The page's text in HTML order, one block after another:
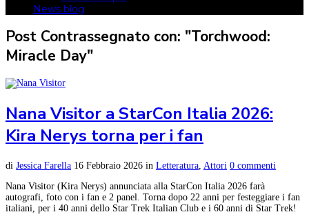
News blog
Post Contrassegnato con: "Torchwood:
Miracle Day"
Nana Visitor a StarCon Italia 2026:
Kira Nerys torna per i fan
di Jessica Farella 16 Febbraio 2026 in Letteratura Attori 0 commenti
Nana Visitor (Kira Nerys) annunciata alla StarCon Italia 2026 farà
autografi, foto con i fan e 2 panel. Torna dopo 22 anni per festeggiare i fan
italiani, per i 40 anni dello Star Trek Italian Club e i 60 anni di Star Trek!